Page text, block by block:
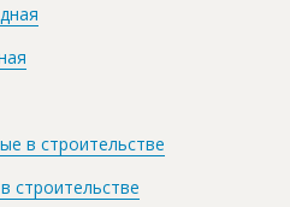
в строительстве
строительстве